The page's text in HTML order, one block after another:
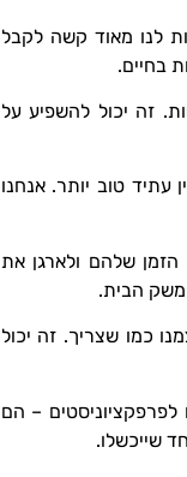
לנו מאוד קשה לקבל
בחיים.
זה יכול להשפיע על
עתיד טוב יותר. אנחנו
הזמן שלהם ולארגן את
משק הבית.
כמו שצריך. זה יכול
– הם
שייכשלו.